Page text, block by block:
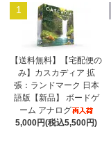
1
【送料無料】【宅配便の
み】カスカディア 拡
張：ランドマーク 日本
語版【新品】 ボードゲ
ーム アナログ
5,000円(税込5,500円)